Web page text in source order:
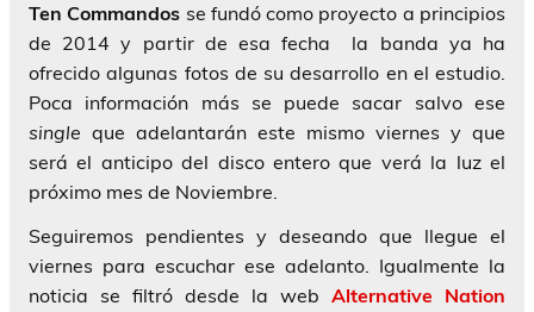
Ten Commandos se fundó como proyecto a principios
de 2014 y partir de esa fecha la banda ya ha
ofrecido algunas fotos de su desarrollo en el estudio.
Poca información más se puede sacar salvo ese
single que adelantarán este mismo viernes y que
será el anticipo del disco entero que verá la luz el
próximo mes de Noviembre.
Seguiremos pendientes y deseando que llegue el
viernes para escuchar ese adelanto. Igualmente la
noticia se filtró desde la web Alternative Nation